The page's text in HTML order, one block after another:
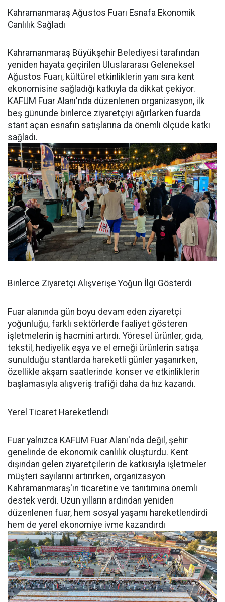
Kahramanmaraş Ağustos Fuarı Esnafa Ekonomik
Canlılık Sağladı
Kahramanmaraş Büyükşehir Belediyesi tarafından
yeniden hayata geçirilen Uluslararası Geleneksel
Ağustos Fuarı, kültürel etkinliklerin yanı sıra kent
ekonomisine sağladığı katkıyla da dikkat çekiyor.
KAFUM Fuar Alanı'nda düzenlenen organizasyon, ilk
beş gününde binlerce ziyaretçiyi ağırlarken fuarda
stant açan esnafın satışlarına da önemli ölçüde katkı
sağladı.
Binlerce Ziyaretçi Alışverişe Yoğun İlgi Gösterdi
Fuar alanında gün boyu devam eden ziyaretçi
yoğunluğu, farklı sektörlerde faaliyet gösteren
işletmelerin iş hacmini artırdı. Yöresel ürünler, gıda,
tekstil, hediyelik eşya ve el emeği ürünlerin satışa
sunulduğu stantlarda hareketli günler yaşanırken,
özellikle akşam saatlerinde konser ve etkinliklerin
başlamasıyla alışveriş trafiği daha da hız kazandı.
Yerel Ticaret Hareketlendi
Fuar yalnızca KAFUM Fuar Alanı'nda değil, şehir
genelinde de ekonomik canlılık oluşturdu. Kent
dışından gelen ziyaretçilerin de katkısıyla işletmeler
müşteri sayılarını artırırken, organizasyon
Kahramanmaraş'ın ticaretine ve tanıtımına önemli
destek verdi. Uzun yılların ardından yeniden
düzenlenen fuar, hem sosyal yaşamı hareketlendirdi
hem de yerel ekonomiye ivme kazandırdı